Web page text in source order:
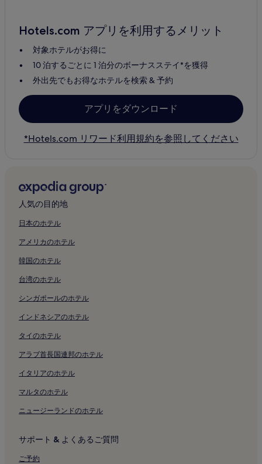
Hotels.com アプリを利用するメリット
対象ホテルがお得に
10 泊するごとに 1 泊分のボーナスステイ*を獲得
外出先でもお得なホテルを検索 & 予約
アプリをダウンロード
*Hotels.com リワード利用規約を参照してください
人気の目的地
日本のホテル
アメリカのホテル
韓国のホテル
台湾のホテル
シンガポールのホテル
インドネシアのホテル
タイのホテル
アラブ首長国連邦のホテル
イタリアのホテル
マルタのホテル
ニュージーランドのホテル
サポート & よくあるご質問
ご予約